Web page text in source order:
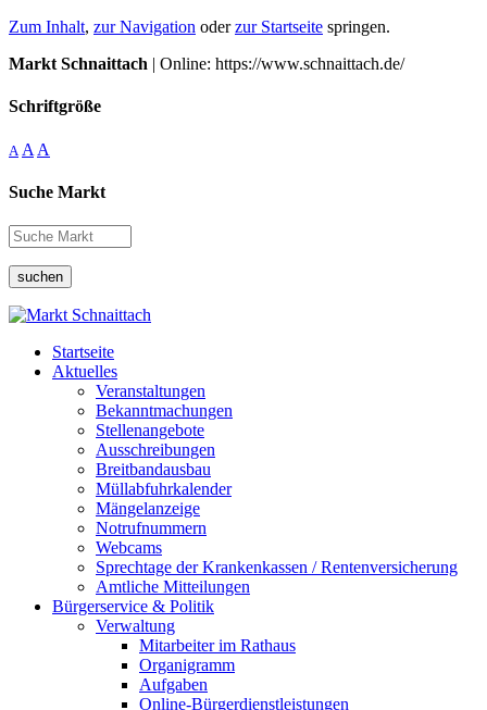
Zum Inhalt, zur Navigation oderzur Startseite springen.
Markt Schnaittach | Online: https://www.schnaittach.de/
Schriftgröße
A A A
Suche Markt
suchen
Startseite
Aktuelles
Veranstaltungen
Bekanntmachungen
Stellenangebote
Ausschreibungen
Breitbandausbau
Müllabfuhrkalender
Mängelanzeige
Notrufnummern
Webcams
Sprechtage der Krankenkassen / Rentenversicherung
Amtliche Mitteilungen
Bürgerservice & Politik
Verwaltung
Mitarbeiter im Rathaus
Organigramm
Aufgaben
Online-Bürgerdienstleistungen